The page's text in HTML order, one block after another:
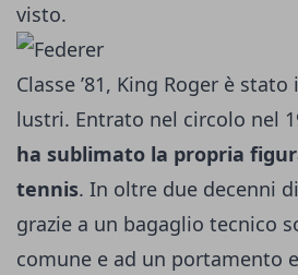
visto.
Classe ’81, King Roger è
lustri. Entrato nel circolo nel
ha sublimato la propria
tennis. In oltre due decenni
grazie a un bagaglio tecnico
comune e ad un portamento